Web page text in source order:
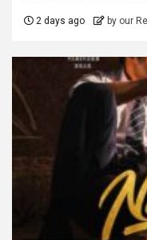
2 days ago by our